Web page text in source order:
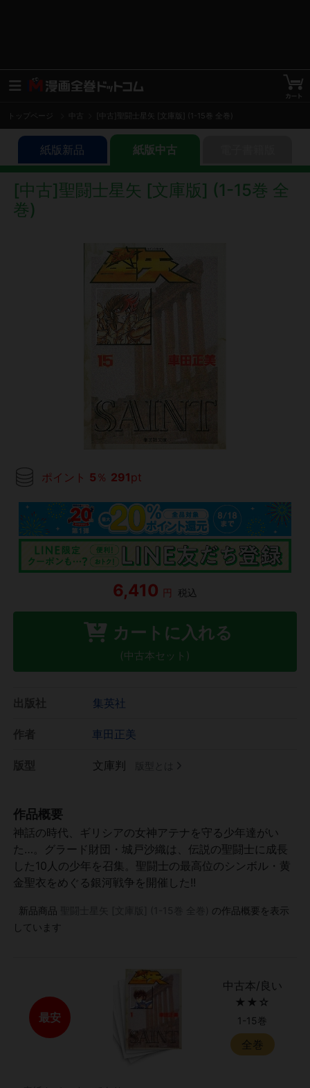
トップページ 中古 [中古]聖闘士星矢 [文庫版] (1-15巻 全巻)
紙版新品 紙版中古
[中古]聖闘士星矢 [文庫版] (1-15巻 全
巻)
ポイント 5 ％ 291pt
6,410 円 税込
カートに入れる
(中古本セット)
集英社
車田正美
文庫判
作品概要
神話の時代、ギリシアの女神アテナを守る少年達がい
た…。グラード財団・城戸沙織は、伝説の聖闘士に成長
した10人の少年を召集。聖闘士の最高位のシンボル・黄
金聖衣をめぐる銀河戦争を開催した!!
新品商品
の作品概要を表示
しています
最安
中古本/良い
★★☆
1-15巻
全巻